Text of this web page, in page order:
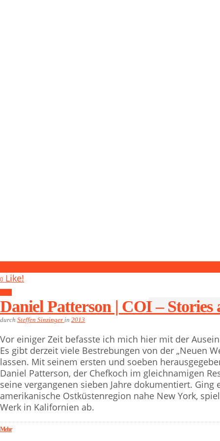
0 Like!
Daniel Patterson | COI – Stories
durch Steffen Sinzinger in 2013
Vor einiger Zeit befasste ich mich hier mit der
Es gibt derzeit viele Bestrebungen von der „Neuen
lassen. Mit seinem ersten und soeben
Daniel Patterson, der Chefkoch im gleichnamigen
seine vergangenen sieben Jahre dokumentiert.
amerikanische Ostküstenregion nahe New York,
Werk in Kalifornien ab.
Mehr